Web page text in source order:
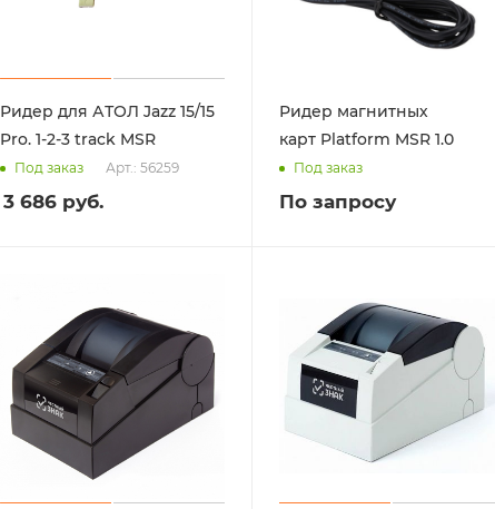
Ридер для АТОЛ Jazz 15/15
Pro. 1-2-3 track MSR
Под заказ Арт.: 56259
3 686руб.
Ридер магнитных
карт Platform MSR 1.0
Под заказ
По запросу